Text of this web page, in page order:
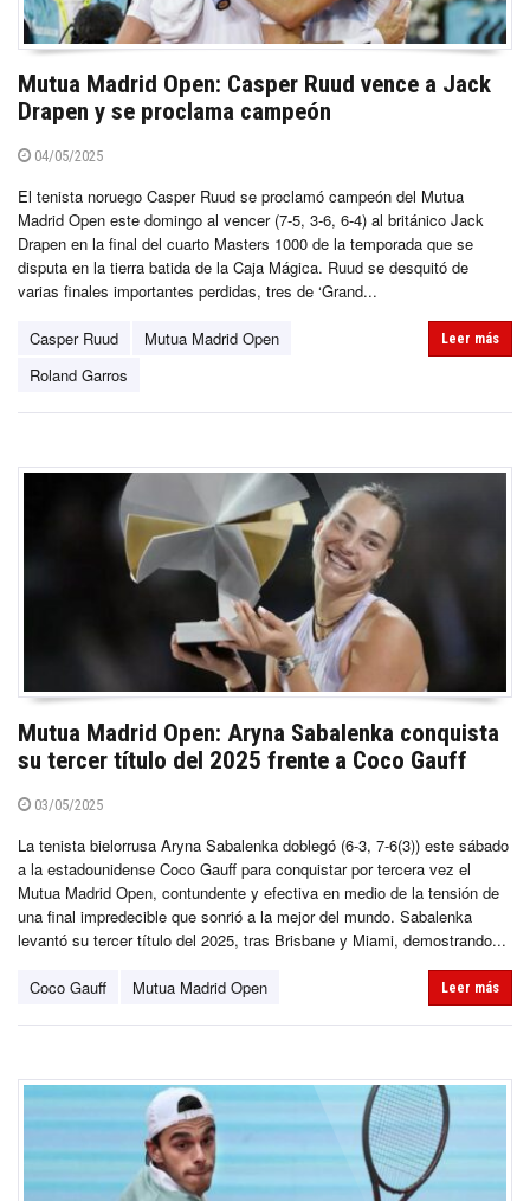
Mutua Madrid Open: Casper Ruud vence a Jack
Drapen y se proclama campeón
04/05/2025
El tenista noruego Casper Ruud se proclamó campeón del Mutua
Madrid Open este domingo al vencer (7-5, 3-6, 6-4) al británico Jack
Drapen en la final del cuarto Masters 1000 de la temporada que se
disputa en la tierra batida de la Caja Mágica. Ruud se desquitó de
varias finales importantes perdidas, tres de ‘Grand...
Casper Ruud
Mutua Madrid Open
Roland Garros
Leer más
Mutua Madrid Open: Aryna Sabalenka conquista
su tercer título del 2025 frente a Coco Gauff
03/05/2025
La tenista bielorrusa Aryna Sabalenka doblegó (6-3, 7-6(3)) este sábado
a la estadounidense Coco Gauff para conquistar por tercera vez el
Mutua Madrid Open, contundente y efectiva en medio de la tensión de
una final impredecible que sonrió a la mejor del mundo. Sabalenka
levantó su tercer título del 2025, tras Brisbane y Miami, demostrando...
Coco Gauff Mutua Madrid Open Leer más